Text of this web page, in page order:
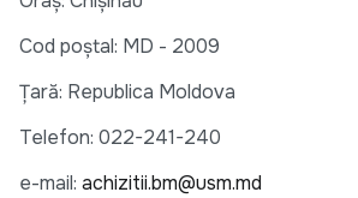
Cod poștal: MD - 2009
Țară: Republica Moldova
Telefon: 022-241-240
e-mail: achizitii.bm@usm.md